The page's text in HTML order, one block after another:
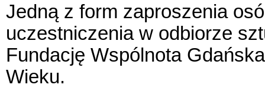
Jedną z form zaproszenia
uczestniczenia w odbiorze
Fundację Wspólnota
Wieku.